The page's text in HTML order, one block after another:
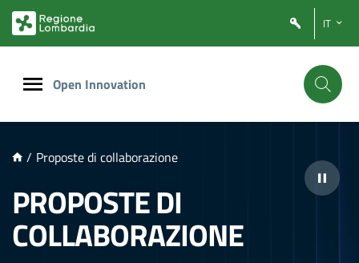
PRINCIPALE
IT
Open Innovation
/ Proposte di collaborazione
PROPOSTE DI
COLLABORAZIONE